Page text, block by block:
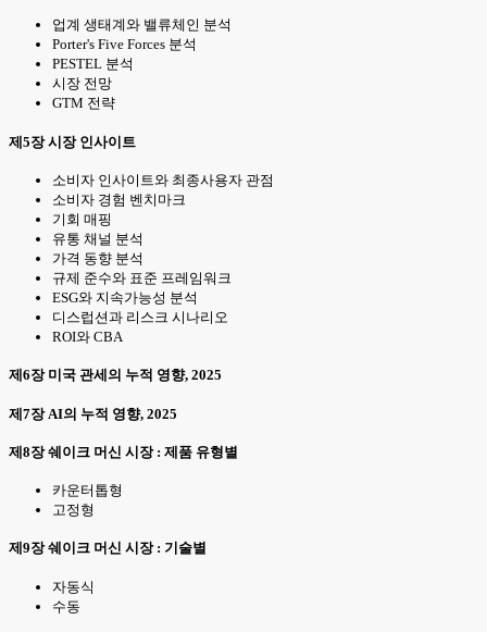
업계 생태계와 밸류체인 분석
Porter's Five Forces 분석
PESTEL 분석
시장 전망
GTM 전략
제5장 시장 인사이트
소비자 인사이트와 최종사용자 관점
소비자 경험 벤치마크
기회 매핑
유통 채널 분석
가격 동향 분석
규제 준수와 표준 프레임워크
ESG와 지속가능성 분석
디스럽션과 리스크 시나리오
ROI와 CBA
제6장 미국 관세의 누적 영향, 2025
제7장 AI의 누적 영향, 2025
제8장 쉐이크 머신 시장 : 제품 유형별
카운터톱형
고정형
제9장 쉐이크 머신 시장 : 기술별
자동식
수동